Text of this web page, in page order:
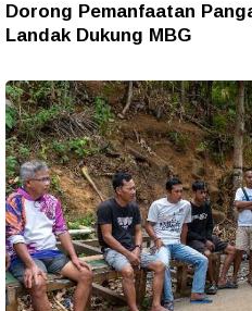
Dorong Pemanfaatan
Landak Dukung MBG